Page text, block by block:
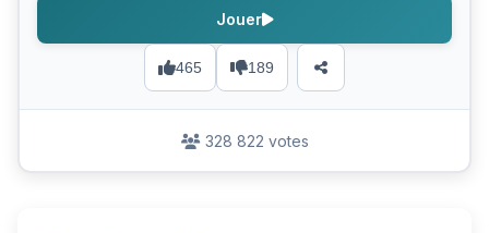
465 189
Jouer
328 822 votes